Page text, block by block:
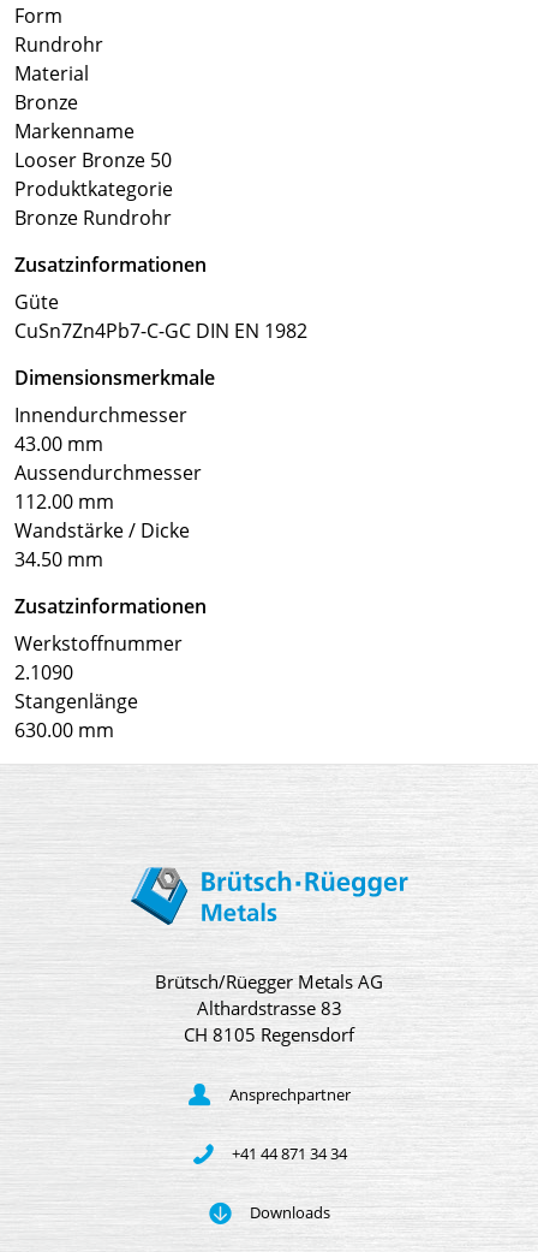
Form
Rundrohr
Material
Bronze
Markenname
Looser Bronze 50
Produktkategorie
Bronze Rundrohr
Zusatzinformationen
Güte
CuSn7Zn4Pb7-C-GC DIN EN 1982
Dimensionsmerkmale
Innendurchmesser
43.00 mm
Aussendurchmesser
112.00 mm
Wandstärke / Dicke
34.50 mm
Zusatzinformationen
Werkstoffnummer
2.1090
Stangenlänge
630.00 mm
Brütsch/Rüegger Metals AG
Althardstrasse 83
CH 8105 Regensdorf
Ansprechpartner
+41 44 871 34 34
Downloads